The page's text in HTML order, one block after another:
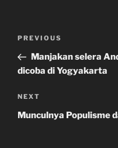
Previous
Post
PREVIOUS
Manjakan selera
dicoba di Yogyakarta
Next
Post
NEXT
Munculnya Populisme